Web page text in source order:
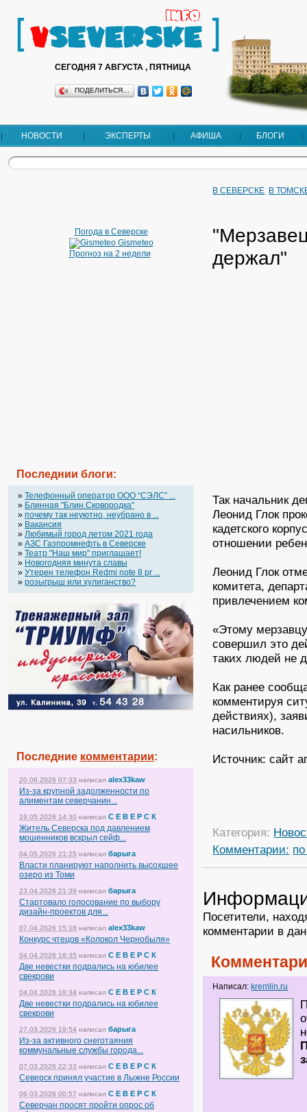
СЕГОДНЯ 7 АВГУСТА , ПЯТНИЦА
ПОДЕЛИТЬСЯ…
НОВОСТИ ЭКСПЕРТЫ АФИША БЛОГИ
Погода в Северске
Gismeteo
Прогноз на 2 недели
Последнии блоги:
» Телефонный оператор OOO “СЭЛС” ...
» Блинная "Блин.Сковородка"
» почему так неуютно, неубрано в ...
» Вакансия
» Любимый город летом 2021 года
» АЗС Газпромнефть в Северске
» Театр "Наш мир" приглашает!
» Новогодняя минута славы
» Утерен телефон Redmi note 8 pr ...
» розыгрыш или хулиганство?
Последние комментарии:
20.06.2026 07:33 написал alex33kaw
Из-за крупной задолженности по
алиментам северчанин...
19.05.2026 14:30 написал С Е В Е Р С К
Житель Северска под давлением
мошенников вскрыл сейф...
04.05.2026 21:25 написал барыга
Власти планируют наполнить высохшее
озеро из Томи
23.04.2026 21:39 написал барыга
Стартовало голосование по выбору
дизайн-проектов для...
07.04.2026 15:18 написал alex33kaw
Конкурс чтецов «Колокол Чернобыля»
04.04.2026 18:35 написал С Е В Е Р С К
Две невестки подрались на юбилее
свекрови
04.04.2026 18:34 написал С Е В Е Р С К
Две невестки подрались на юбилее
свекрови
27.03.2026 19:54 написал барыга
Из-за активного снеготаяния
коммунальные службы города...
07.03.2026 22:33 написал С Е В Е Р С К
Северск принял участие в Лыжне России
06.03.2026 00:57 написал С Е В Е Р С К
Северчан просят пройти опрос об
В СЕВЕРСКЕ В
держал"
Так начальник
Леонид Глок
кадетского
отношении
Леонид Глок
комитета,
привлечением
«Этому
совершил это
таких людей не
Как ранее
комментируя
действиях),
насильников.
Источник: сайт
Категория:
Комментарии:
Посетители,
комментарии в
Написал: kremlin.ru